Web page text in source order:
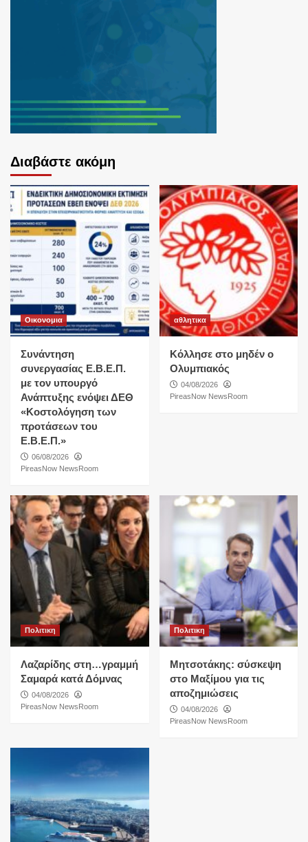
Διαβάστε ακόμη
Οικονομια
Συνάντηση
συνεργασίας Ε.Β.Ε.Π.
με τον υπουργό
Ανάπτυξης ενόψει ΔΕΘ
«Κοστολόγηση των
προτάσεων του
Ε.Β.Ε.Π.»
06/08/2026
PireasNow NewsRoom
αθλητικα
Κόλλησε στο μηδέν ο
Ολυμπιακός
04/08/2026
PireasNow NewsRoom
Πολιτικη
Λαζαρίδης στη…γραμμή
Σαμαρά κατά Δόμνας
04/08/2026
PireasNow NewsRoom
Πολιτικη
Μητσοτάκης: σύσκεψη
στο Μαξίμου για τις
αποζημιώσεις
04/08/2026
PireasNow NewsRoom